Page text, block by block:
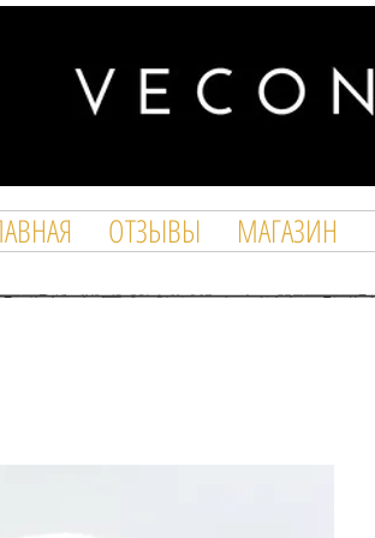
ОТЗЫВЫ МАГАЗИН